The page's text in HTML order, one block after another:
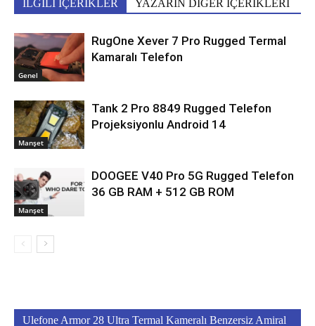
İLGİLİ İÇERİKLER YAZARIN DİĞER İÇERİKLERİ
Genel
RugOne Xever 7 Pro Rugged Termal
Kamaralı Telefon
Manşet
Tank 2 Pro 8849 Rugged Telefon
Projeksiyonlu Android 14
Manşet
DOOGEE V40 Pro 5G Rugged Telefon
36 GB RAM + 512 GB ROM
Ulefone Armor 28 Ultra Termal Kameralı Benzersiz Amiral